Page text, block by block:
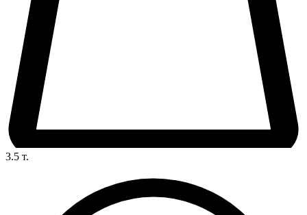
3.5 т.